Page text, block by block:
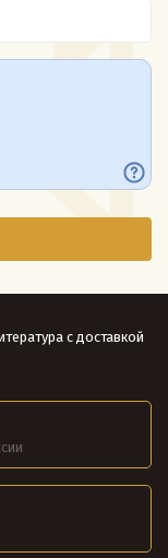
с доставкой